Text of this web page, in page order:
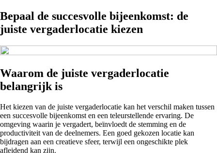
Bepaal de succesvolle bijeenkomst: de
juiste vergaderlocatie kiezen
Waarom de juiste vergaderlocatie
belangrijk is
Het kiezen van de juiste vergaderlocatie kan het verschil maken tussen
een succesvolle bijeenkomst en een teleurstellende ervaring. De
omgeving waarin je vergadert, beïnvloedt de stemming en de
productiviteit van de deelnemers. Een goed gekozen locatie kan
bijdragen aan een creatieve sfeer, terwijl een ongeschikte plek
afleidend kan zijn.